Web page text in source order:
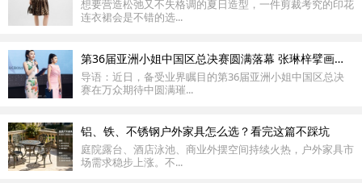
想要营造松弛又不失格调的夏日造型，一件剪裁考究的印花
连衣裙会是不错的选...
第36届亚洲小姐中国区总决赛圆满落幕 张琳梓擘画选美+新纪元
导语：近日，备受业界瞩目的第36届亚洲小姐中国区总决
赛在万众期待中圆满璀...
铝、铁、不锈钢户外家具怎么选？看完这篇不踩坑
庭院露台、酒店泳池、商业外摆空间持续火热，户外家具市
场需求稳步上涨。不...